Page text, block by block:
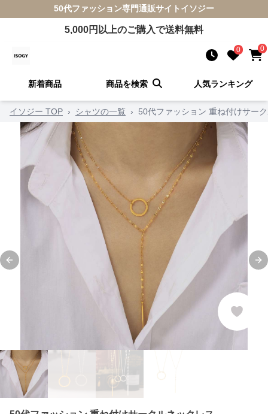
50代ファッション専門通販サイト イソジー
5,000円以上のご購入で送料無料
0 0
新着商品 商品を検索 人気ランキング
イソジー TOP › シャツの一覧 › 50代ファッション 重ね付けサー
Previous slide